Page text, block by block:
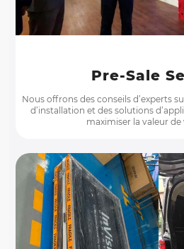
Pre-Sale
Nous offrons des conseils d’experts
d’installation et des solutions
maximiser la valeur de